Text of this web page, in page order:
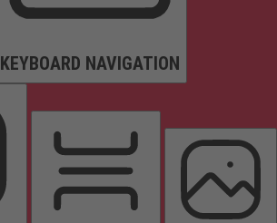
KEYBOARD NAVIGATION